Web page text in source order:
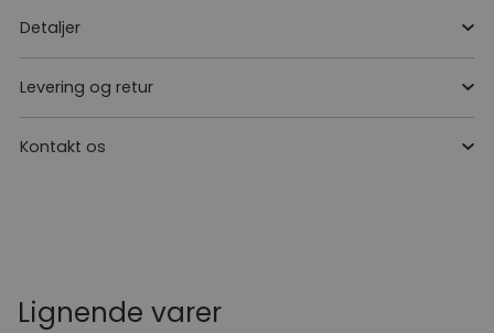
Detaljer
Levering og retur
Kontakt os
Lignende varer